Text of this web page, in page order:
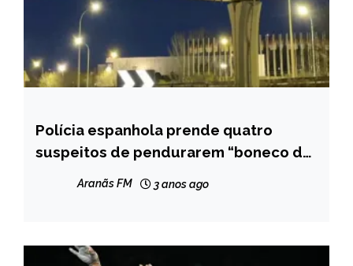
ESPORTES
INTERNACIONAL
NOTÍCIAS
Polícia espanhola prende quatro
suspeitos de pendurarem “boneco de
Aranãs FM 3 anos ago